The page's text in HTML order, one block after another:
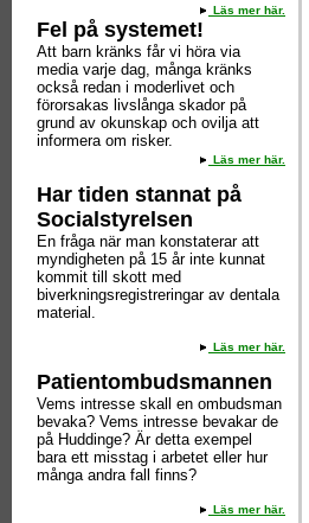
Läs mer här.
Fel på systemet!
Att barn kränks får vi höra via
media varje dag, många kränks
också redan i moderlivet och
förorsakas livslånga skador på
grund av okunskap och ovilja att
informera om risker.
Läs mer här.
Har tiden stannat på
Socialstyrelsen
En fråga när man konstaterar att
myndigheten på 15 år inte kunnat
kommit till skott med
biverkningsregistreringar av dentala
material.
Läs mer här.
Patientombudsmannen
Vems intresse skall en ombudsman
bevaka? Vems intresse bevakar de
på Huddinge? Är detta exempel
bara ett misstag i arbetet eller hur
många andra fall finns?
Läs mer här.